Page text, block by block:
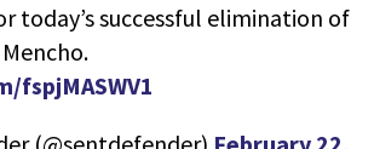
today’s successful elimination of
fspjMASWV1